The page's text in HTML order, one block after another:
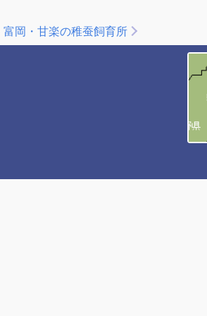
富岡・甘楽の稚蚕飼育所